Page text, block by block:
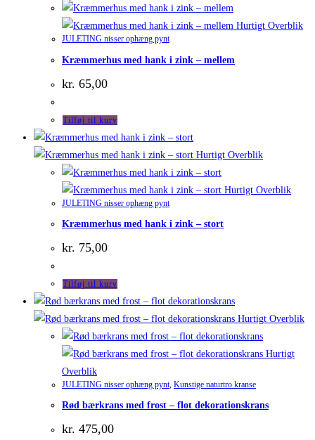
Hurtigt Overblik
JULETING nisser ophæng pynt
Kræmmerhus med hank i zink – mellem
kr. 65,00
Tilføj til kurv
Hurtigt Overblik
Hurtigt Overblik
JULETING nisser ophæng pynt
Kræmmerhus med hank i zink – stort
kr. 75,00
Tilføj til kurv
Hurtigt Overblik
Hurtigt
Overblik
JULETING nisser ophæng pynt, Kunstige naturtro kranse
Rød bærkrans med frost – flot dekorationskrans
kr. 475,00